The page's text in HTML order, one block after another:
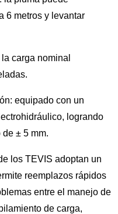
6 metros y levantar
carga nominal
equipado con un
logrando
± 5 mm.
los TEVIS adoptan un
reemplazos rápidos
entre el manejo de
de carga,